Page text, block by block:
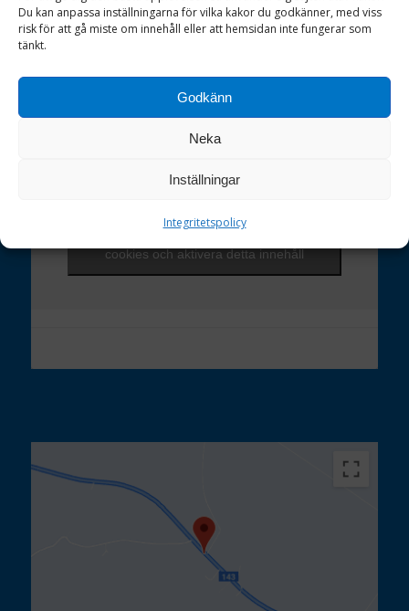
Du kan anpassa inställningarna för vilka kakor du godkänner, med viss
risk för att gå miste om innehåll eller att hemsidan inte fungerar som
tänkt.
Godkänn
Neka
Inställningar
Integritetspolicy
0498 – 65 71 11
Klicka för att godkänna marknadsföring
cookies och aktivera detta innehåll